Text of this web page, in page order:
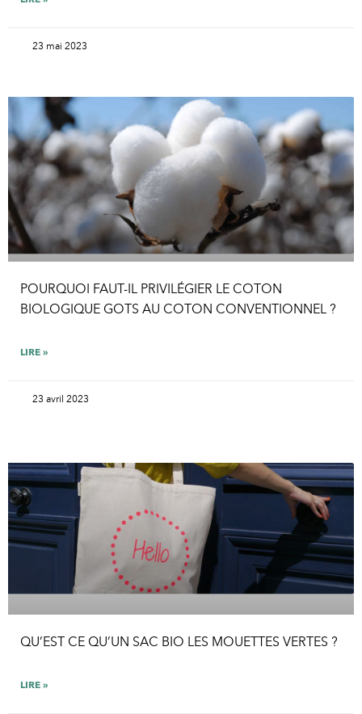
23 mai 2023
POURQUOI FAUT-IL PRIVILÉGIER LE COTON
BIOLOGIQUE GOTS AU COTON CONVENTIONNEL ?
LIRE »
23 avril 2023
QU’EST CE QU’UN SAC BIO LES MOUETTES VERTES ?
LIRE »